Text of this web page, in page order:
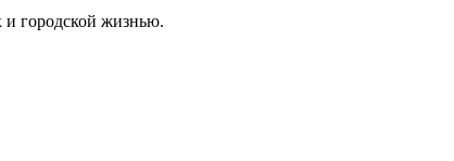
и городской жизнью.